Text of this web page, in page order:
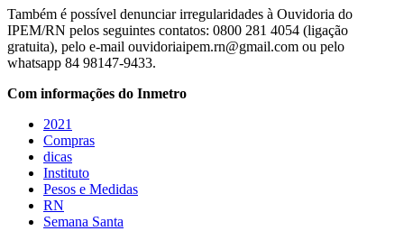
Também é possível denunciar irregularidades à Ouvidoria do
IPEM/RN pelos seguintes contatos: 0800 281 4054 (ligação
gratuita), pelo e-mail ouvidoriaipem.rn@gmail.com ou pelo
whatsapp 84 98147-9433.
Com informações do Inmetro
2021
Compras
dicas
Instituto
Pesos e Medidas
RN
Semana Santa